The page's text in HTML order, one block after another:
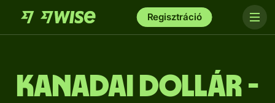
Regisztráció
kanadai dollár -